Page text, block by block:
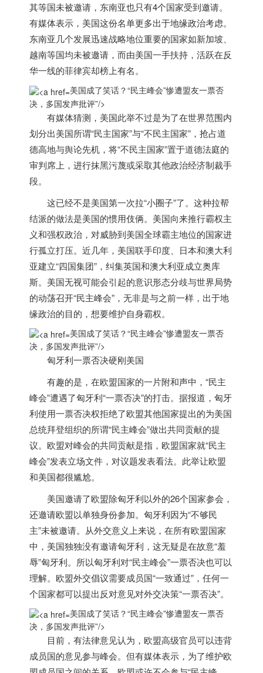
其等国未被邀请，东南亚也只有4个国家受到邀请。
有媒体表示， 美国这份名单更多出于地缘政治考虑。
东南亚几个发展迅速战略地位重要的国家如新加坡、
越南等国均未被邀请，而由美国一手扶持，活跃在反
华一线的菲律宾却榜上有名。
美国成了笑话？“民主峰会”惨遭盟友一票否
决，多国发声批评”/>
有媒体猜测， 美国此举不过是为了在世界范围内
划分出美国所谓“民主国家”与“不民主国家”，抢占道
德高地与舆论先机，将“不民主国家”置于道德法庭的
审判席上，进行抹黑污蔑或采取其他政治经济制裁手
段。
这已经不是美国第一次拉“小圈子”了。这种拉帮
结派的做法是美国的惯用伎俩。 美国向来推行霸权主
义和强权政治，对威胁到美国全球霸主地位的国家进
行孤立打压。近几年， 美国联手印度、日本和澳大利
亚建立“四国集团”，纠集英国和澳大利亚成立奥库
斯。 美国无视可能会引起的意识形态分歧与世界局势
的动荡召开“民主峰会”，无非是与之前一样，出于地
缘政治的目的，想要维护自身霸权。
美国成了笑话？“民主峰会”惨遭盟友一票否
决，多国发声批评”/>
匈牙利一票否决硬刚美国
有趣的是，在欧盟国家的一片附和声中，“民主
峰会”遭遇了匈牙利“一票否决”的打击。据报道，匈牙
利使用一票否决权拒绝了欧盟其他国家提出的为美国
总统拜登组织的所谓“民主峰会”做出共同贡献的提
议。欧盟对峰会的共同贡献是指，欧盟国家就“民主
峰会”发表立场文件，对议题发表看法。此举让欧盟
和美国都很尴尬。
美国邀请了欧盟除匈牙利以外的26个国家参会，
还邀请欧盟以单独身份参加。匈牙利因为“不够民
主”未被邀请。从外交意义上来说，在所有欧盟国家
中， 美国独独没有邀请匈牙利，这无疑是在故意“羞
辱”匈牙利。所以匈牙利对“民主峰会”一票否决也可以
理解。欧盟外交倡议需要成员国“一致通过”，任何一
个国家都可以提出反对意见对外交决策“一票否决”。
美国成了笑话？“民主峰会”惨遭盟友一票否
决，多国发声批评”/>
目前，有法律意见认为，欧盟高级官员可以违背
成员国的意见参与峰会。但有媒体表示，为了维护欧